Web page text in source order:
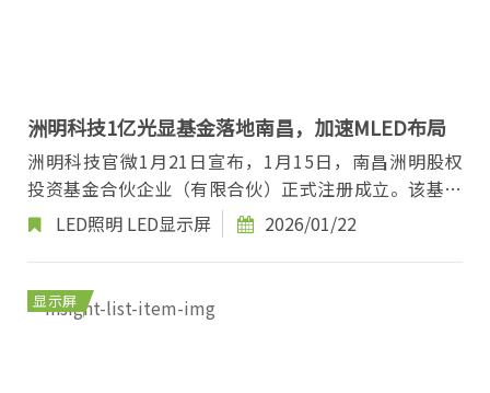
洲明科技1亿光显基金落地南昌，加速MLED布局
洲明科技官微1月21日宣布，1月15日，南昌洲明股权
投资基金合伙企业（有限合伙）正式注册成立。该基金
总出资额为1亿元人民币，由洲明科技、其全资子...
LED照明 LED显示屏 2026/01/22
显示屏